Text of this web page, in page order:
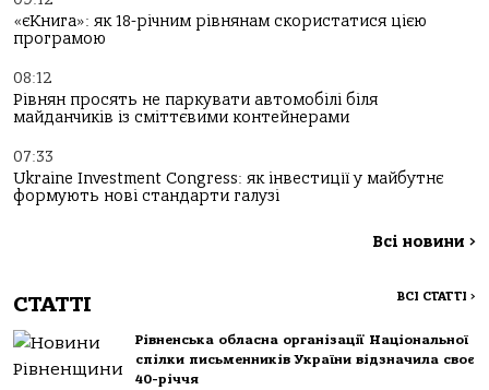
«єКнига»: як 18-річним рівнянам скористатися цією
програмою
08:12
Рівнян просять не паркувати автомобілі біля
майданчиків із сміттєвими контейнерами
07:33
Ukraine Investment Congress: як інвестиції у майбутнє
формують нові стандарти галузі
Всі новини >
СТАТТІ ВСІ СТАТТІ >
Рівненська обласна організації Національної
спілки письменників України відзначила своє
40-річчя